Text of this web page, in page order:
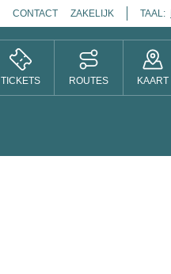
CONTACT ZAKELIJK TAAL:
TICKETS ROUTES KAART